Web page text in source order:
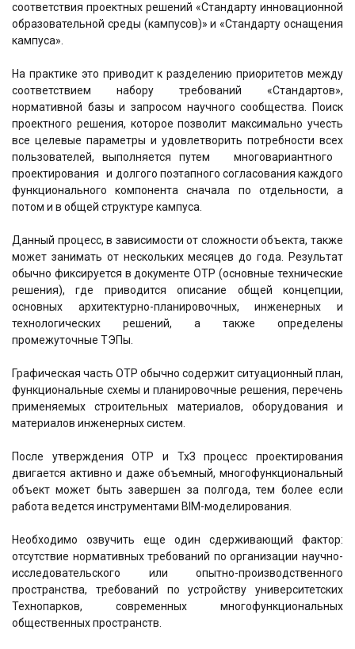
соответствия проектных решений «Стандарту инновационной
образовательной среды (кампусов)» и «Стандарту оснащения
кампуса».
На практике это приводит к разделению приоритетов между
соответствием набору требований «Стандартов»,
нормативной базы и запросом научного сообщества. Поиск
проектного решения, которое позволит максимально учесть
все целевые параметры и удовлетворить потребности всех
пользователей, выполняется путем многовариантного
проектирования и долгого поэтапного согласования каждого
функционального компонента сначала по отдельности, а
потом и в общей структуре кампуса.
Данный процесс, в зависимости от сложности объекта, также
может занимать от нескольких месяцев до года. Результат
обычно фиксируется в документе ОТР (основные технические
решения), где приводится описание общей концепции,
основных архитектурно-планировочных, инженерных и
технологических решений, а также определены
промежуточные ТЭПы.
Графическая часть ОТР обычно содержит ситуационный план,
функциональные схемы и планировочные решения, перечень
применяемых строительных материалов, оборудования и
материалов инженерных систем.
После утверждения ОТР и ТхЗ процесс проектирования
двигается активно и даже объемный, многофункциональный
объект может быть завершен за полгода, тем более если
работа ведется инструментами BIM-моделирования.
Необходимо озвучить еще один сдерживающий фактор:
отсутствие нормативных требований по организации научно-
исследовательского или опытно-производственного
пространства, требований по устройству университетских
Технопарков, современных многофункциональных
общественных пространств.